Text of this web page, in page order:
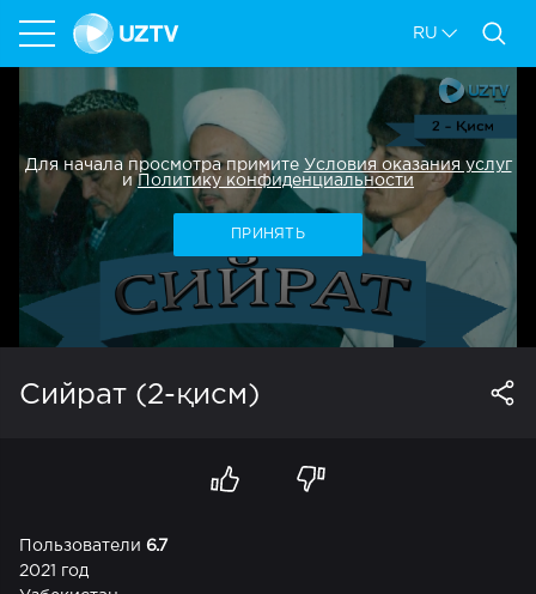
RU
Для начала просмотра примите Условия оказания услуг
иПолитику конфиденциальности
ПРИНЯТЬ
Сийрат (2-қисм)
Пользователи 6.7
2021 год